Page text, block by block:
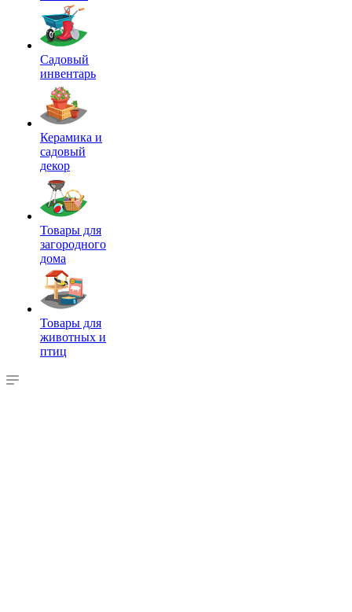
Садовый
инвентарь
Керамика и
садовый
декор
Товары для
загородного
дома
Товары для
животных и
птиц